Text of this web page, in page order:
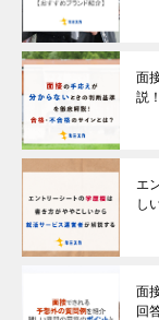
面
説
エ
し
面
回